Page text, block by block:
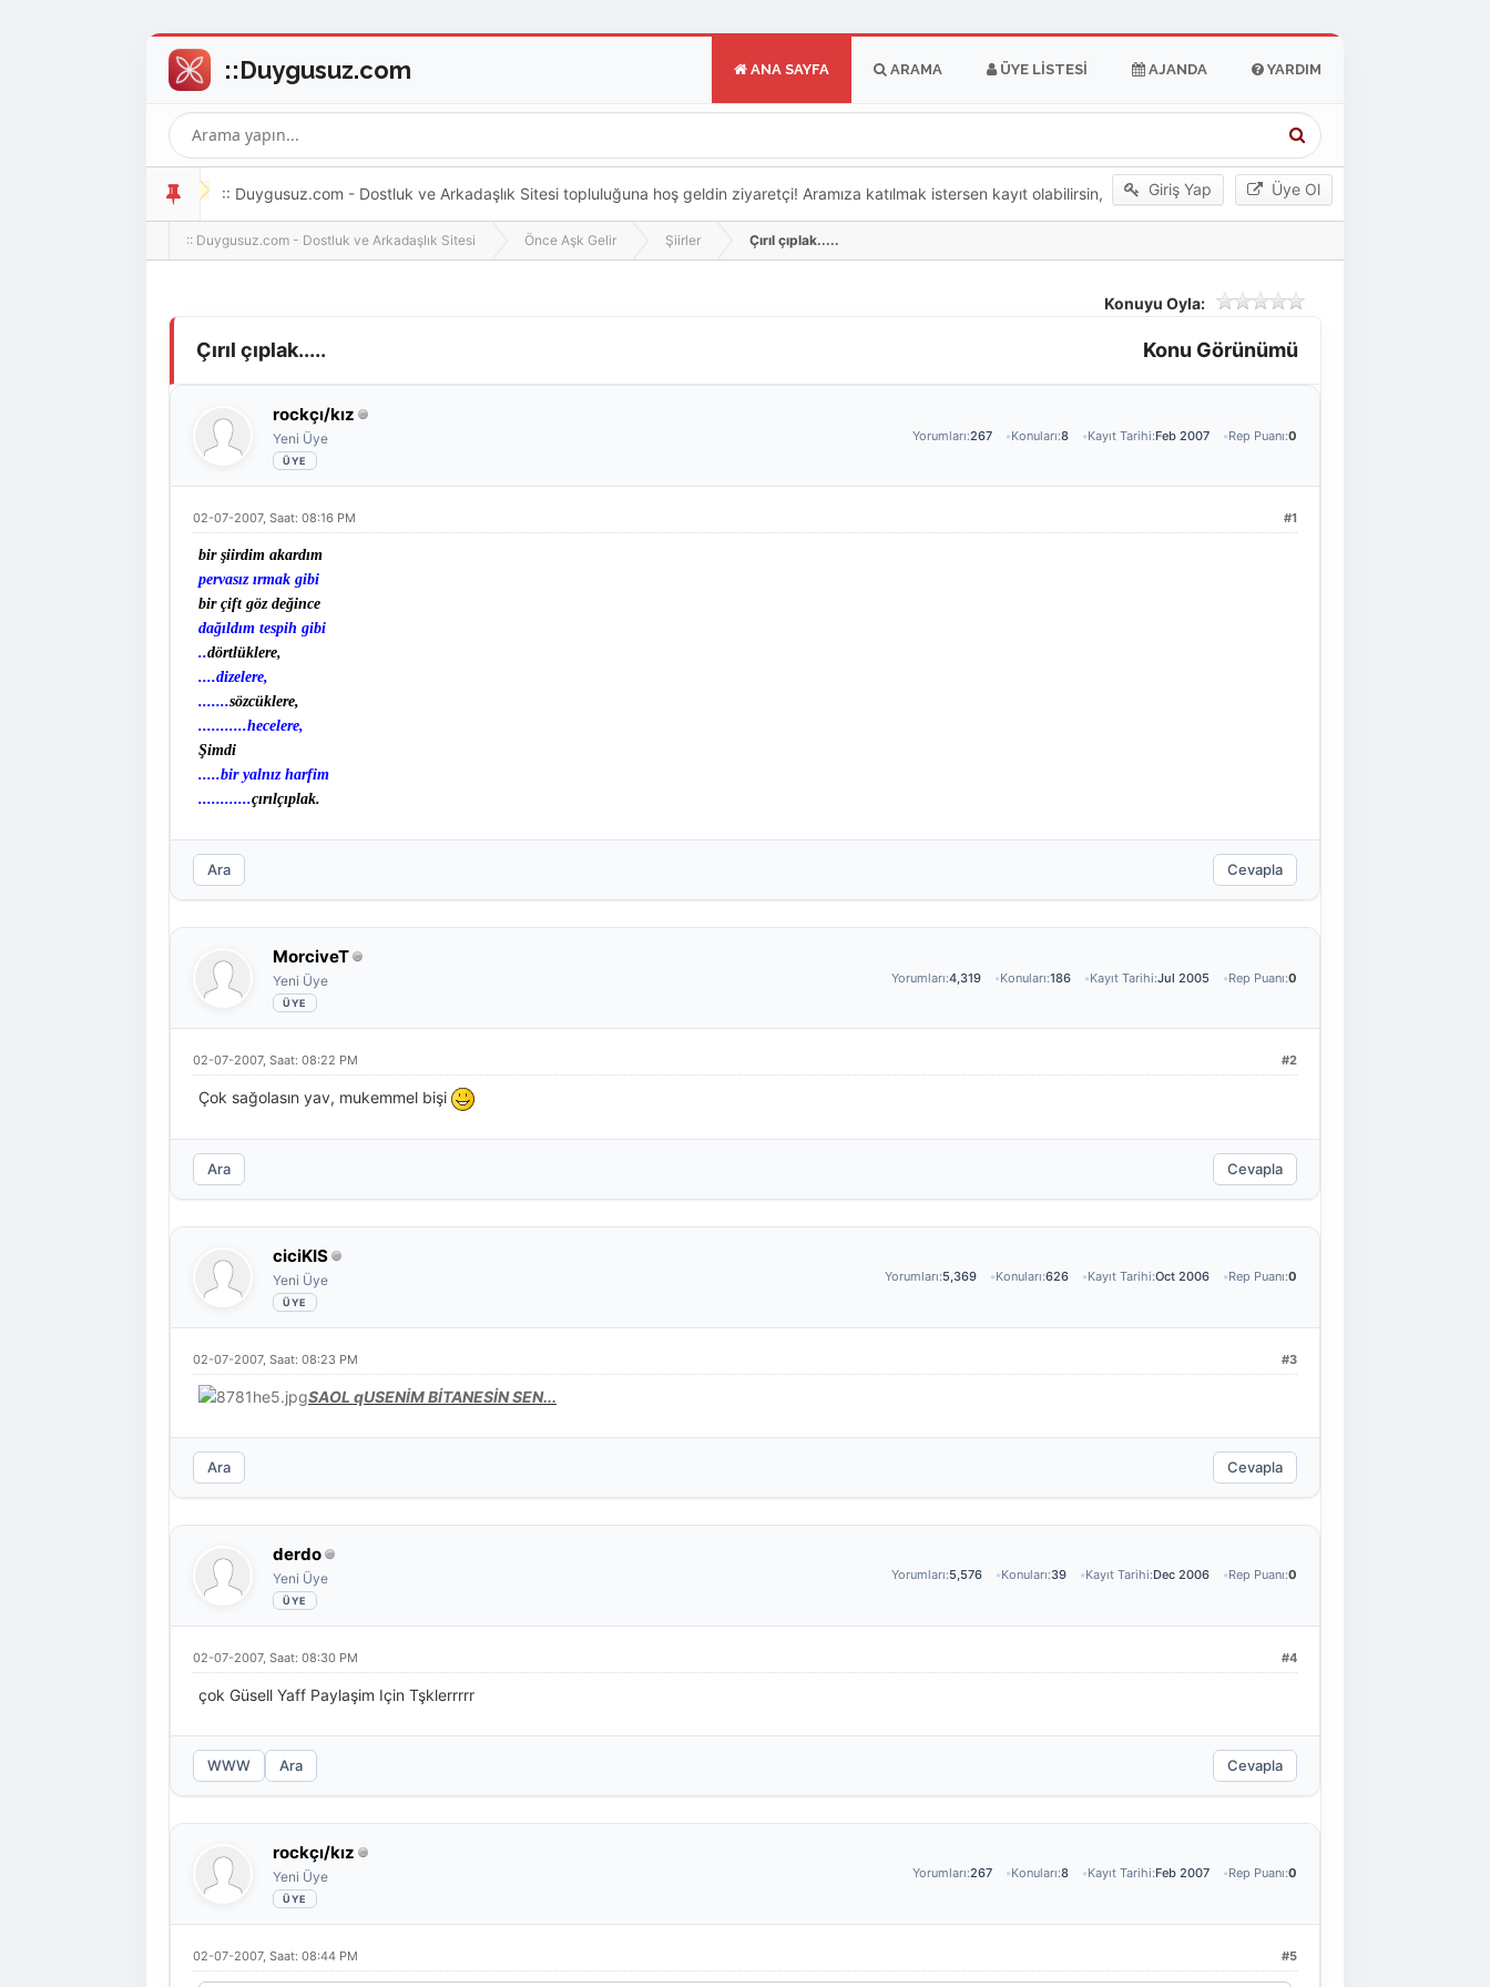
ANA SAYFA ARAMA ÜYE LISTESI AJANDA YARDIM
Giriş Yap Üye Ol
:: Duygusuz.com - Dostluk ve Arkadaşlık Sitesi topluluğuna hoş geldin ziyaretçi! Aramıza katılmak istersen kayıt olabilirsin,
oldukça kolay ve zahmetsizdir.
:: Duygusuz.com - Dostluk ve Arkadaşlık Sitesi Önce Aşk Gelir Şiirler Çırıl çıplak.....
Konuyu Oyla:
Konu Görünümü
Çırıl çıplak.....
rockçı/kız
Yeni Üye Yorumları:267 Konuları:8 Kayıt Tarihi:Feb 2007 Rep Puanı:0
#1
02-07-2007, Saat: 08:16 PM
bir şiirdim akardım
pervasız ırmak gibi
bir çift göz değince
dağıldım tespih gibi
..dörtlüklere,
....dizelere,
.......sözcüklere,
...........hecelere,
Şimdi
.....bir yalnız harfim
............çırılçıplak.
Ara Cevapla
MorciveT
Yeni Üye Yorumları:4,319 Konuları:186 Kayıt Tarihi:Jul 2005 Rep Puanı:0
#2
02-07-2007, Saat: 08:22 PM
Çok sağolasın yav, mukemmel bişi
Ara Cevapla
ciciKIS
Yeni Üye Yorumları:5,369 Konuları:626 Kayıt Tarihi:Oct 2006 Rep Puanı:0
#3
02-07-2007, Saat: 08:23 PM
SAOL qUSENİM BİTANESİN SEN...
Ara Cevapla
derdo
Yeni Üye Yorumları:5,576 Konuları:39 Kayıt Tarihi:Dec 2006 Rep Puanı:0
#4
02-07-2007, Saat: 08:30 PM
çok Güsell Yaff Paylaşim Için Tşklerrrrr
WWW Ara Cevapla
rockçı/kız
Yeni Üye Yorumları:267 Konuları:8 Kayıt Tarihi:Feb 2007 Rep Puanı:0
#5
02-07-2007, Saat: 08:44 PM